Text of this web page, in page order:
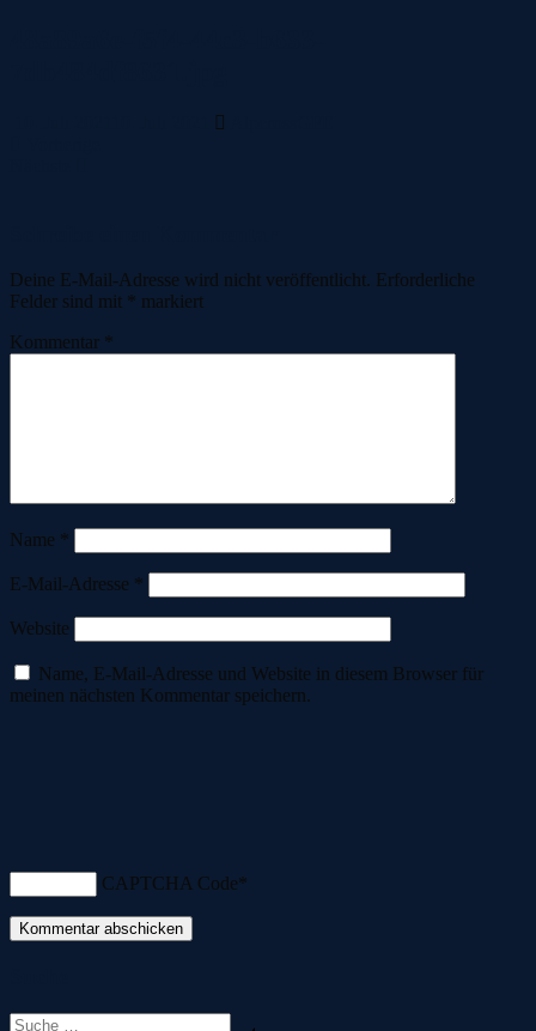
Deine E-Mail-Adresse wird nicht veröffentlicht. Erforderliche
Felder sind mit * markiert
Kommentar *
Name *
E-Mail-Adresse *
Website
Name, E-Mail-Adresse und Website in diesem Browser für
meinen nächsten Kommentar speichern.
CAPTCHA Code*
Suche